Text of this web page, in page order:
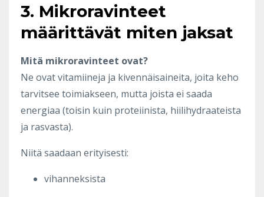
3. Mikroravinteet
määrittävät miten jaksat
Mitä mikroravinteet ovat?
Ne ovat vitamiineja ja kivennäisaineita, joita keho
tarvitsee toimiakseen, mutta joista ei saada
energiaa (toisin kuin proteiinista, hiilihydraateista
ja rasvasta).
Niitä saadaan erityisesti:
vihanneksista